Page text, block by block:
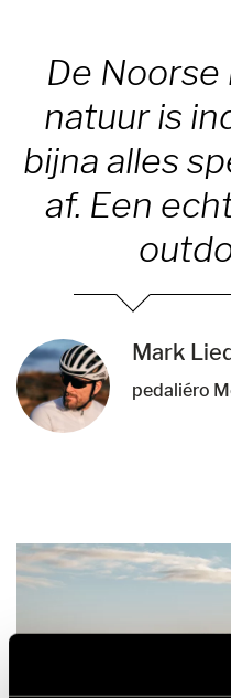
De
natuur is
bijna alles
af. Een
Mark
pedaliéro